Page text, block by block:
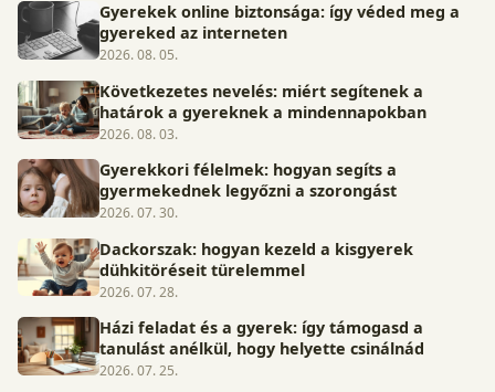
Gyerekek online biztonsága: így véded meg a
gyereked az interneten
2026. 08. 05.
Következetes nevelés: miért segítenek a
határok a gyereknek a mindennapokban
2026. 08. 03.
Gyerekkori félelmek: hogyan segíts a
gyermekednek legyőzni a szorongást
2026. 07. 30.
Dackorszak: hogyan kezeld a kisgyerek
dühkitöréseit türelemmel
2026. 07. 28.
Házi feladat és a gyerek: így támogasd a
tanulást anélkül, hogy helyette csinálnád
2026. 07. 25.